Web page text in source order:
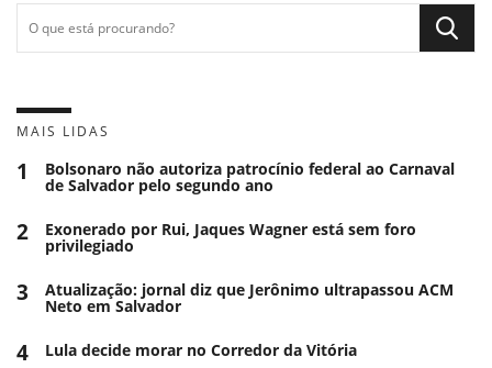
MAIS LIDAS
1 Bolsonaro não autoriza patrocínio federal ao Carnaval
de Salvador pelo segundo ano
2 Exonerado por Rui, Jaques Wagner está sem foro
privilegiado
3 Atualização: jornal diz que Jerônimo ultrapassou ACM
Neto em Salvador
4 Lula decide morar no Corredor da Vitória